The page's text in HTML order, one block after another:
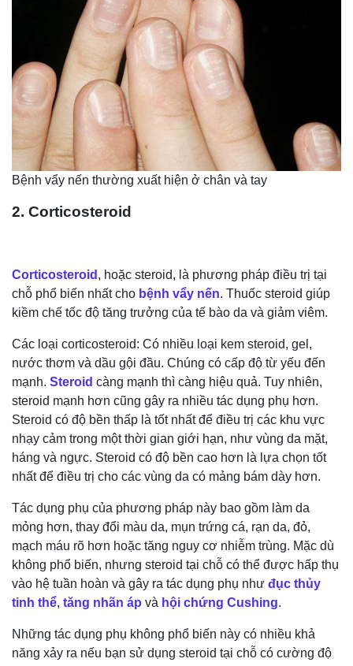
Bệnh vẩy nến thường xuất hiện ở chân và tay
2. Corticosteroid
Corticosteroid , hoặc steroid, là phương pháp điều trị tại
chỗ phổ biến nhất cho bệnh vẩy nến. Thuốc steroid giúp
kiềm chế tốc độ tăng trưởng của tế bào da và giảm viêm.
Các loại corticosteroid: Có nhiều loại kem steroid, gel,
nước thơm và dầu gội đầu. Chúng có cấp độ từ yếu đến
mạnh. Steroid càng mạnh thì càng hiệu quả. Tuy nhiên,
steroid mạnh hơn cũng gây ra nhiều tác dụng phụ hơn.
Steroid có độ bền thấp là tốt nhất để điều trị các khu vực
nhạy cảm trong một thời gian giới hạn, như vùng da mặt,
háng và ngực. Steroid có độ bền cao hơn là lựa chọn tốt
nhất để điều trị cho các vùng da có mảng bám dày hơn.
Tác dụng phụ của phương pháp này bao gồm làm da
mỏng hơn, thay đổi màu da, mụn trứng cá, rạn da, đỏ,
mạch máu rõ hơn hoặc tăng nguy cơ nhiễm trùng. Mặc dù
không phổ biến, nhưng steroid tại chỗ có thể được hấp thụ
vào hệ tuần hoàn và gây ra tác dụng phụ như đục thủy
tinh thể, tăng nhãn áp và hội chứng Cushing.
Những tác dụng phụ không phổ biến này có nhiều khả
năng xảy ra nếu bạn sử dụng steroid tại chỗ có cường độ